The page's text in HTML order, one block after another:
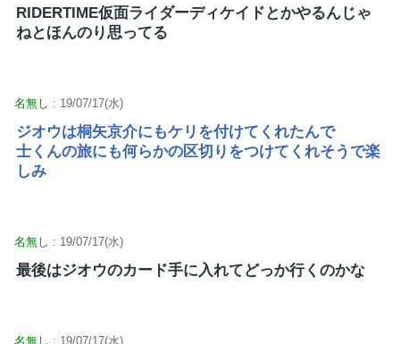
RIDERTIME仮面ライダーディケイドとかやるんじゃ
ねとほんのり思ってる
名無し : 19/07/17(水)
ジオウは桐矢京介にもケリを付けてくれたんで
士くんの旅にも何らかの区切りをつけてくれそうで楽
しみ
名無し : 19/07/17(水)
最後はジオウのカード手に入れてどっか行くのかな
名無し : 19/07/17(水)